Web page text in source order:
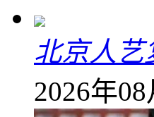
北京人艺
2026年